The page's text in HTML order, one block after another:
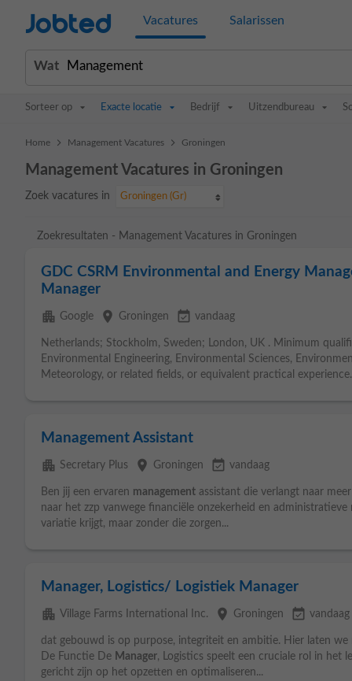
Jobted Vacatures Salarissen
Wat
Sorteer op Exacte locatie Bedrijf Uitzendbureau
Home > Management Vacatures > Groningen
Management Vacatures in Groningen
Zoek vacatures in Groningen (Gr)
Zoekresultaten - Management Vacatures in Groningen
GDC CSRM Environmental and Energy
Manager
apartment Google place Groningen event_available vandaag
Netherlands; Stockholm, Sweden; London, UK . Minimum
Environmental Engineering, Environmental Sciences,
Meteorology, or related fields, or equivalent practical
Management Assistant
apartment Secretary Plus place Groningen event_available vandaag
Ben jij een ervaren management assistant die verlangt naar
naar het zzp vanwege financiële onzekerheid en
variatie krijgt, maar zonder die zorgen...
Manager, Logistics/ Logistiek Manager
apartment Village Farms International Inc. place Groningen event_available vandaag
dat gebouwd is op purpose, integriteit en ambitie. Hier laten we
De Functie De Manager, Logistics speelt een cruciale rol in het
gericht zijn op het opzetten en optimaliseren...